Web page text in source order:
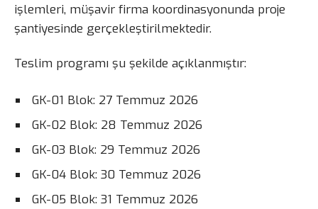
işlemleri, müşavir firma koordinasyonunda proje
şantiyesinde gerçekleştirilmektedir.
Teslim programı şu şekilde açıklanmıştır:
GK-01 Blok: 27 Temmuz 2026
GK-02 Blok: 28 Temmuz 2026
GK-03 Blok: 29 Temmuz 2026
GK-04 Blok: 30 Temmuz 2026
GK-05 Blok: 31 Temmuz 2026